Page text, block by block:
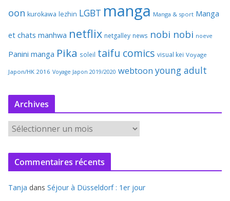
oon kurokawa lezhin LGBT manga Manga & sport Manga
et chats manhwa netflix netgalley news nobi nobi noeve
Panini manga Pika soleil taifu comics visual kei Voyage
Japon/HK 2016 Voyage Japon 2019/2020 webtoon young adult
Archives
c
v
Commentaires récents
Tanja dans Séjour à Düsseldorf : 1er jour